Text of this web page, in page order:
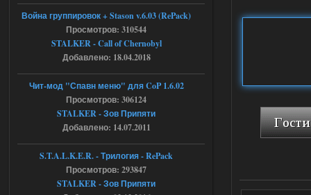
Путь во мгле + GUNSLINGER mod
Stalker-Mods-Clan-su
Доступно только для пользователей
05.08.2026
Путь во мгле + GUNSLINGER mod
16:09
stalker673920
где пароль?
Война группировок + Stason v.6.03 (RePack)
Просмотров: 310544
STALKER - Call of Chernobyl
Добавлено: 18.04.2018
Чит-мод "Спавн меню" для CoP 1.6.02
Просмотров: 306124
STALKER - Зов Припяти
Добавлено: 14.07.2011
S.T.A.L.K.E.R. - Трилогия - RePack
Просмотров: 293847
STALKER - Зов Припяти